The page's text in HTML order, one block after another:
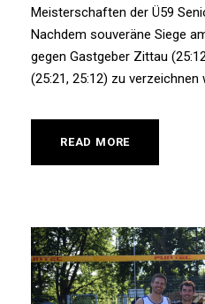
Meisterschaften der Ü59
Nachdem souveräne Siege
gegen Gastgeber Zittau
(25:21, 25:12) zu verzeichnen
READ MORE